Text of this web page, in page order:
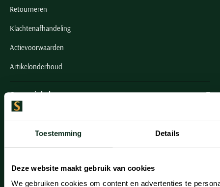
Toestemming Details
Deze website maakt gebruik van cookies
We gebruiken cookies om content en advertenties te
Retourneren
Klachtenafhandeling
Actievoorwaarden
Artikelonderhoud
Onze winkels
Heemstede
Leiderdorp